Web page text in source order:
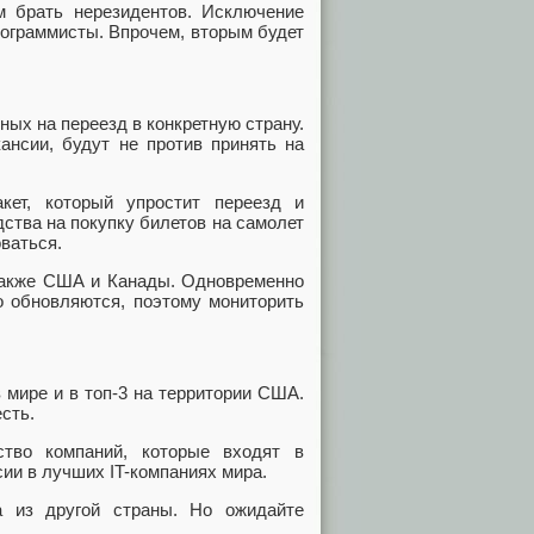
нерезидентов. Исключение
Впрочем, вторым будет
на переезд в конкретную страну.
будут не против принять на
который упростит переезд и
на покупку билетов на самолет
США и Канады. Одновременно
поэтому мониторить
мире и в топ-3 на территории США.
компаний, которые входят в
в лучших IT-компаниях мира.
из другой страны. Но ожидайте